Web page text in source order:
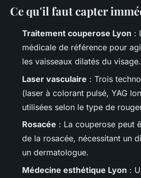
Ce qu'il faut capter
Traitement couperose Lyon :
médicale de référence pour
les vaisseaux dilatés du visage.
Laser vasculaire : Trois
(laser à colorant pulsé, YAG
utilisées selon le type de
Rosacée : La couperose peut
de la rosacée, nécessitant un
un dermatologue.
Médecine esthétique Lyon :